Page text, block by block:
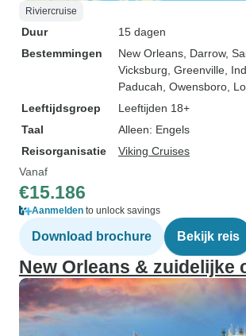
Riviercruise
Duur
15 dagen
Bestemmingen
New Orleans , Darrow,
Vicksburg , Greenville ,
Paducah , Owensboro ,
Leeftijdsgroep
Leeftijden 18+
Taal
Alleen: Engels
Reisorganisatie
Viking Cruises
Vanaf
€15.186
Aanmelden to unlock savings
Download brochure Bekijk reis
New Orleans & zuidelijke